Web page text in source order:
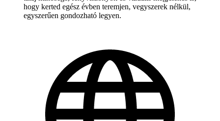
hogy kerted egész évben teremjen, vegyszerek nélkül,
egyszerűen gondozható legyen.